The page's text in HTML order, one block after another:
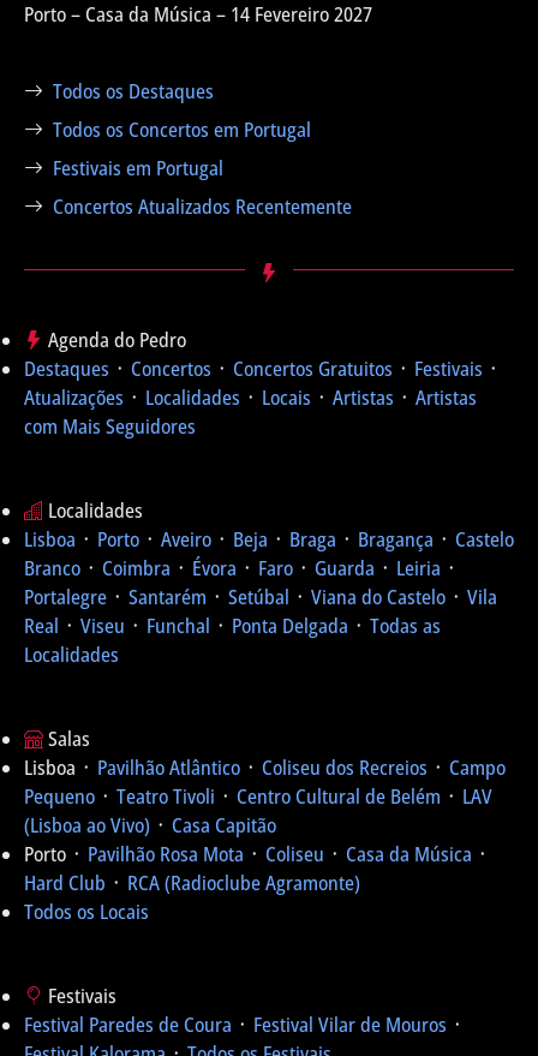
Porto – Casa da Música – 14 Fevereiro 2027
Todos os Destaques
Todos os Concertos em Portugal
Festivais em Portugal
Concertos Atualizados Recentemente
Agenda do Pedro
Destaques ᛫ Concertos ᛫ Concertos Gratuitos ᛫ Festivais ᛫
Atualizações ᛫ Localidades ᛫ Locais ᛫ Artistas ᛫ Artistas
com Mais Seguidores
Localidades
Lisboa ᛫ Porto ᛫ Aveiro ᛫ Beja ᛫ Braga ᛫ Bragança ᛫ Castelo
Branco ᛫ Coimbra ᛫ Évora ᛫ Faro ᛫ Guarda ᛫ Leiria ᛫
Portalegre ᛫ Santarém ᛫ Setúbal ᛫ Viana do Castelo ᛫ Vila
Real ᛫ Viseu ᛫ Funchal ᛫ Ponta Delgada ᛫ Todas as
Localidades
Salas
Lisboa ᛫ Pavilhão Atlântico ᛫ Coliseu dos Recreios ᛫ Campo
Pequeno ᛫ Teatro Tivoli ᛫ Centro Cultural de Belém ᛫ LAV
(Lisboa ao Vivo) ᛫ Casa Capitão
Porto ᛫ Pavilhão Rosa Mota ᛫ Coliseu ᛫ Casa da Música ᛫
Hard Club ᛫ RCA (Radioclube Agramonte)
Todos os Locais
Festivais
Festival Paredes de Coura ᛫ Festival Vilar de Mouros ᛫